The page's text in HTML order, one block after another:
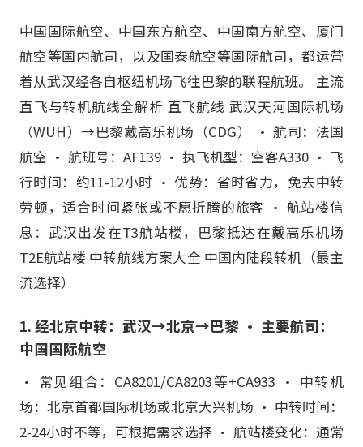
中国国际航空、中国东方航空、中国南方航空、厦门
航空等国内航司，以及国泰航空等国际航司，都运营
着从武汉经各自枢纽机场飞往巴黎的联程航班。 主流
直飞与转机航线全解析 直飞航线 武汉天河国际机场
（WUH）→巴黎戴高乐机场（CDG） • 航司：法国
航空 • 航班号：AF139 • 执飞机型：空客A330 • 飞
行时间：约11-12小时 • 优势：省时省力，免去中转
劳顿，适合时间紧张或不愿折腾的旅客 • 航站楼信
息：武汉出发在T3航站楼，巴黎抵达在戴高乐机场
T2E航站楼 中转航线方案大全 中国内陆段转机（最主
流选择）
1. 经北京中转：武汉→北京→巴黎 • 主要航司：
中国国际航空
• 常见组合：CA8201/CA8203等+CA933 • 中转机
场：北京首都国际机场或北京大兴机场 • 中转时间：
2-24小时不等，可根据需求选择 • 航站楼变化：通常